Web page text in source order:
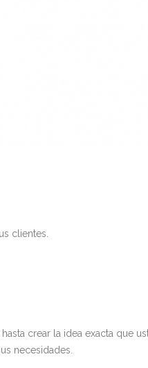
clientes.
crear la idea exacta que
necesidades.